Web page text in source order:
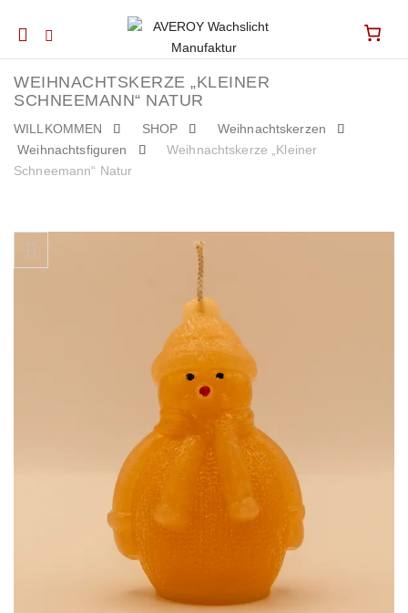
Mobile
WEIHNACHTSKERZE „KLEINER
SCHNEEMANN“ NATUR
WILLKOMMEN SHOP
Weihnachtskerzen
Weihnachtsfiguren
Weihnachtskerze „Kleiner
Schneemann“ Natur
Skip to content